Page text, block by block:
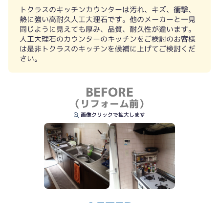
トクラスのキッチンカウンターは汚れ、キズ、衝撃、
熱に強い高耐久人工大理石です。他のメーカーと一見
同じように見えても厚み、品質、耐久性が違います。
人工大理石のカウンターのキッチンをご検討のお客様
は是非トクラスのキッチンを候補に上げてご検討くだ
さい。
BEFORE
（リフォーム前）
画像クリックで拡大します
手をかざせば水が出るタッチレス水栓